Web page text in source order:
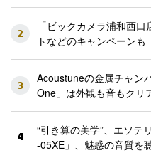
2
「ビックカメラ浦和西
トなどのキャンペーンも
3
Acoustuneの金属チャン
One」は外観も音もクリ
4
“引き算の美学”、エソテ
-05XE」、魅惑の音質を